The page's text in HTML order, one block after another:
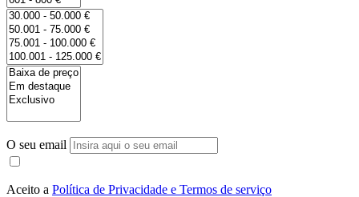
O seu email
Aceito a Política de Privacidade e Termos de serviço